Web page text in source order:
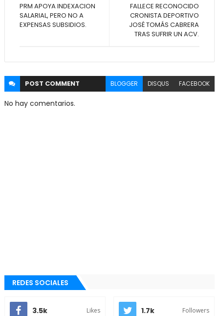
FALLECE RECONOCIDO
CRONISTA DEPORTIVO
JOSÉ TOMÁS CABRERA
TRAS SUFRIR UN ACV.
PRM APOYA INDEXACION
SALARIAL, PERO NO A
EXPENSAS SUBSIDIOS.
POST COMMENT BLOGGER DISQUS FACEBOOK
No hay comentarios.
REDES SOCIALES
3.5k Likes 1.7k Followers